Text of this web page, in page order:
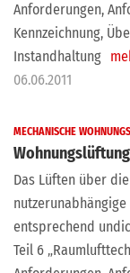
Anforderungen,
Kennzeichnung,
Instandhaltung
06.06.2011
MECHANISCHE
Das Lüften über
entsprechend
Teil 6